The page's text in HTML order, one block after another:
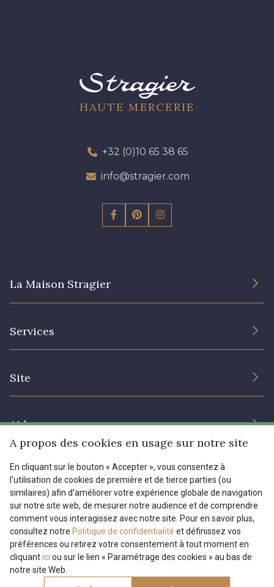
HAUTE MERCERIE
+32 (0)10 65 38 65
info@stragier.com
La Maison Stragier
Services
Site
Prix réduits
Aide
Livraison : France, Belgique, International
Retours & réclamations
FAQ - Questions fréquentes
Modes de paiements
Menu
Tous nos tissus
Magazine
FR EN
A propos des cookies en usage sur notre site
En cliquant sur le bouton « Accepter », vous consentez à
l'utilisation de cookies de première et de tierce parties (ou
similaires) afin d'améliorer votre expérience globale de navigation
sur notre site web, de mesurer notre audience et de comprendre
comment vous interagissez avec notre site. Pour en savoir plus,
consultez notre Politique de confidentialité et définissez vos
préférences ou retirez votre consentement à tout moment en
cliquantici ou sur le lien « Paramétrage des cookies » au bas de
notre site Web.